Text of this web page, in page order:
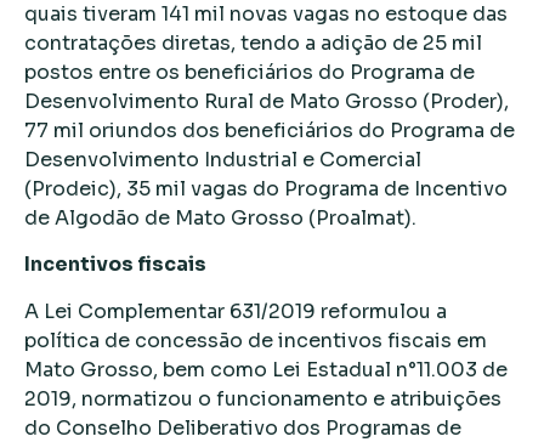
quais tiveram 141 mil novas vagas no estoque das
contratações diretas, tendo a adição de 25 mil
postos entre os beneficiários do Programa de
Desenvolvimento Rural de Mato Grosso (Proder),
77 mil oriundos dos beneficiários do Programa de
Desenvolvimento Industrial e Comercial
(Prodeic), 35 mil vagas do Programa de Incentivo
de Algodão de Mato Grosso (Proalmat).
Incentivos fiscais
A Lei Complementar 631/2019 reformulou a
política de concessão de incentivos fiscais em
Mato Grosso, bem como Lei Estadual n°11.003 de
2019, normatizou o funcionamento e atribuições
do Conselho Deliberativo dos Programas de